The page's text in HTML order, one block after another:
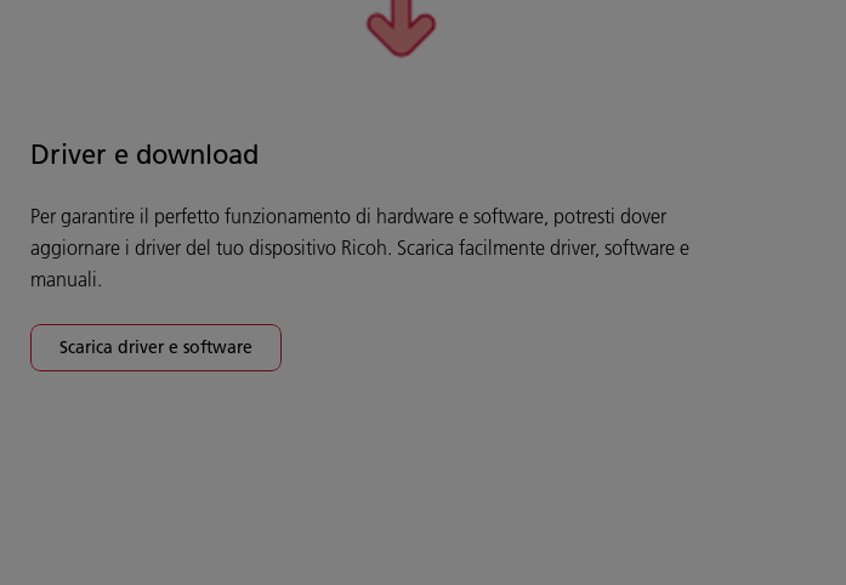
Driver e download
Per garantire il perfetto funzionamento di hardware e software, potresti dover
aggiornare i driver del tuo dispositivo Ricoh. Scarica facilmente driver, software e
manuali.
Scarica driver e software